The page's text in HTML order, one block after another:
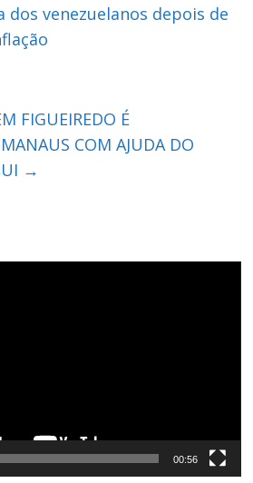
dos venezuelanos depois de
FIGUEIREDO É
COM AJUDA DO
→
00:56